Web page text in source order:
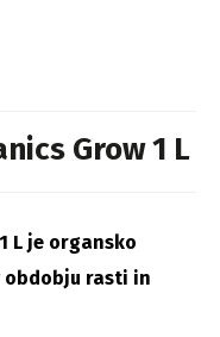
Grow 1 L
L je organsko
obdobju rasti in